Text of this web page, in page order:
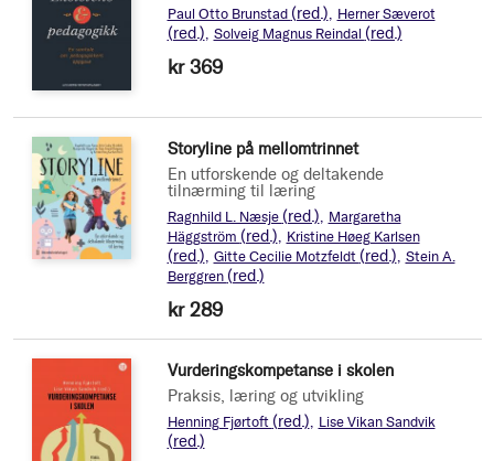
Paul Otto Brunstad (red.) Herner Sæverot
(red.) Solveig Magnus Reindal (red.)
kr 369
Storyline på mellomtrinnet
En utforskende og deltakende
tilnærming til læring
Ragnhild L. Næsje (red.)
Margaretha
Häggström (red.) Kristine Høeg Karlsen
(red.) Gitte Cecilie Motzfeldt (red.) Stein A.
Berggren (red.)
kr 289
Vurderingskompetanse i skolen
Praksis, læring og utvikling
Henning Fjørtoft (red.) Lise Vikan Sandvik
(red.)